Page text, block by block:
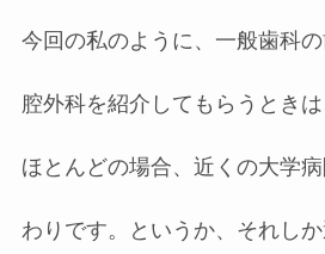
今回の私のように、一般歯科
腔外科を紹介してもらうときは
ほとんどの場合、近くの大学
わりです。というか、それし